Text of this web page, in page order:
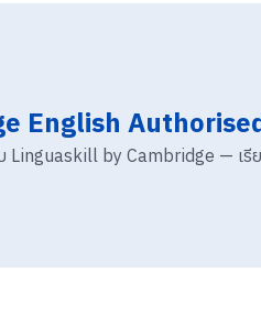
English
Linguaskill by Cambridge — เ